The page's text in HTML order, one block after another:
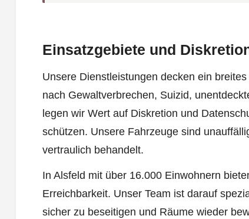
Einsatzgebiete und
Unsere Dienstleistungen decken ein
nach Gewaltverbrechen, Suizid,
legen wir Wert auf Diskretion und
schützen. Unsere Fahrzeuge sind
vertraulich behandelt.
In Alsfeld mit über 16.000 Einwohnern
Erreichbarkeit. Unser Team ist darauf
sicher zu beseitigen und Räume wieder